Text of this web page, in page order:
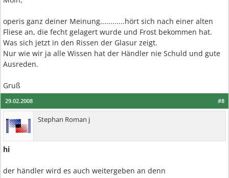
operis ganz deiner Meinung............hört sich nach einer alten
Fliese an, die fecht gelagert wurde und Frost bekommen hat.
Was sich jetzt in den Rissen der Glasur zeigt.
Nur wie wir ja alle Wissen hat der Händler nie Schuld und gute
Ausreden.
Gruß
#8
29.02.2008
Stephan Roman j
hi
der händler wird es auch weitergeben an denn